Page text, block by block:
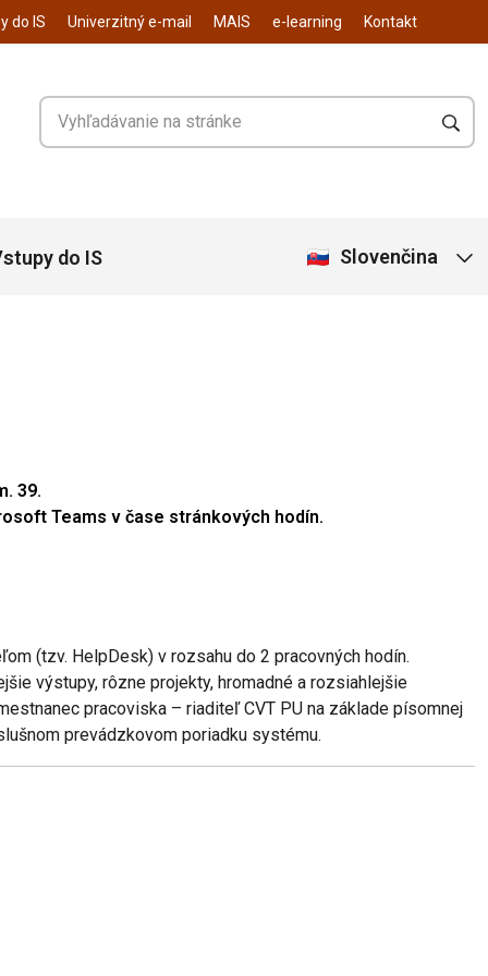
do IS Univerzitný e-mail MAIS e-learning Kontakt
do IS Slovenčina
39.
Teams v čase stránkových hodín.
(tzv. HelpDesk) v rozsahu do 2 pracovných hodín.
výstupy, rôzne projekty, hromadné a rozsiahlejšie
pracoviska – riaditeľ CVT PU na základe písomnej
prevádzkovom poriadku systému.